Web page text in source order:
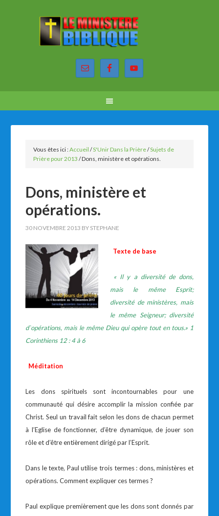
Vous êtes ici :Accueil /S'Unir Dans la Prière/Sujets de
Prière pour 2013 /Dons, ministère et opérations.
Dons, ministère et
opérations.
30 NOVEMBRE 2013 BY STEPHANE
Texte de base
« Il y a diversité de dons,
mais le même Esprit;
diversité de ministères, mais
le même Seigneur; diversité
d`opérations, mais le même Dieu qui opère tout en tous.» 1
Corinthiens 12 : 4 à 6
Méditation
Les dons spirituels sont incontournables pour une
communauté qui désire accomplir la mission confiée par
Christ. Seul un travail fait selon les dons de chacun permet
à l’Eglise de fonctionner, d’être dynamique, de jouer son
rôle et d’être entièrement dirigé par l’Esprit.
Dans le texte, Paul utilise trois termes : dons, ministères et
opérations. Comment expliquer ces termes ?
Paul explique premièrement que les dons sont donnés par